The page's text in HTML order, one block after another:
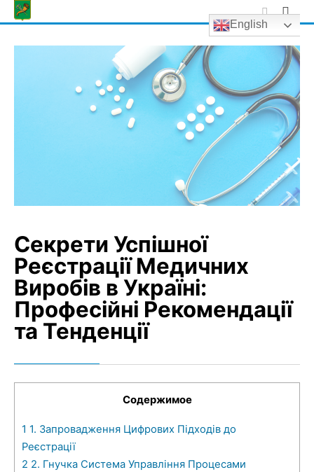
Skip
to
Секрети Успішної
Реєстрації Медичних
Виробів в Україні:
Професійні Рекомендації
та Тенденції
Содержимое
1 1. Запровадження Цифрових Підходів до
Реєстрації
2 2. Гнучка Система Управління Процесами
English